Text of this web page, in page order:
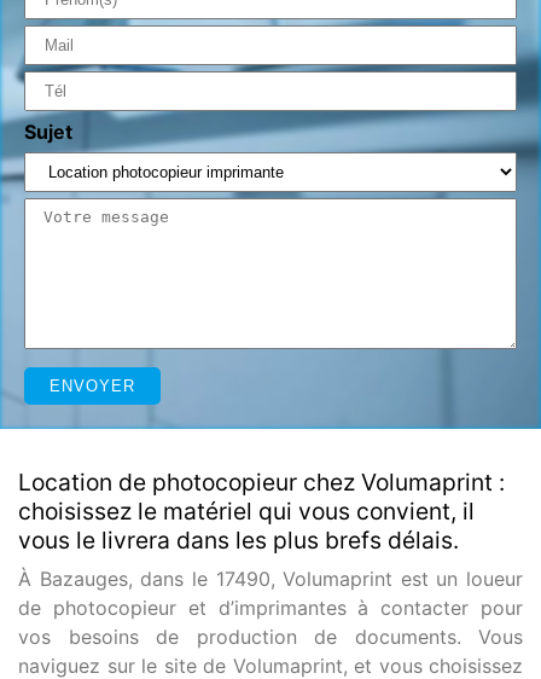
Sujet
Location de photocopieur chez Volumaprint :
choisissez le matériel qui vous convient, il
vous le livrera dans les plus brefs délais.
À Bazauges, dans le 17490, Volumaprint est un loueur
de photocopieur et d’imprimantes à contacter pour
vos besoins de production de documents. Vous
naviguez sur le site de Volumaprint, et vous choisissez